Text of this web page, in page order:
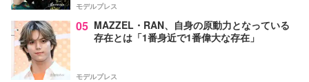
モデルプレス
05 MAZZEL・RAN、自身の原動力となっている
存在とは「1番身近で1番偉大な存在」
モデルプレス